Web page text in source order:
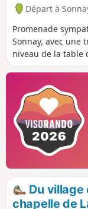
Départ à
Promenade
Sonnay, avec une
niveau de la table
Du village
chapelle de